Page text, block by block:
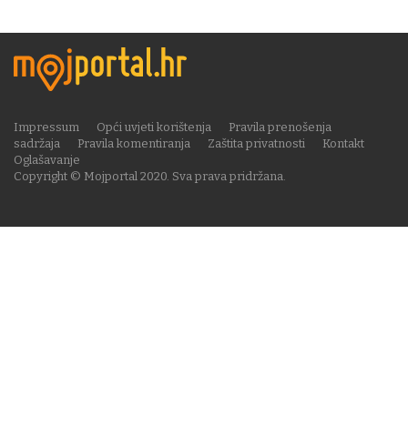
Copyright © Mojportal 2020. Sva prava pridržana.
Impressum Opći uvjeti korištenja
Pravila prenošenja
sadržaja
Pravila komentiranja Zaštita privatnosti
Kontakt
Oglašavanje